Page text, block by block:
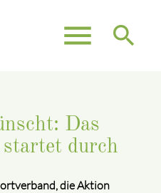
menu search
Das
durch
die Aktion